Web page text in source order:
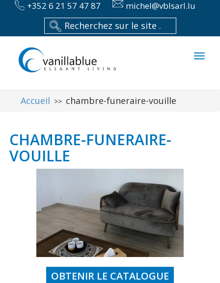
+352 6 21 57 47 87 michel@vblsarl.lu
Accueil >> chambre-funeraire-vouille
CHAMBRE-FUNERAIRE-
VOUILLE
OBTENIR LE CATALOGUE